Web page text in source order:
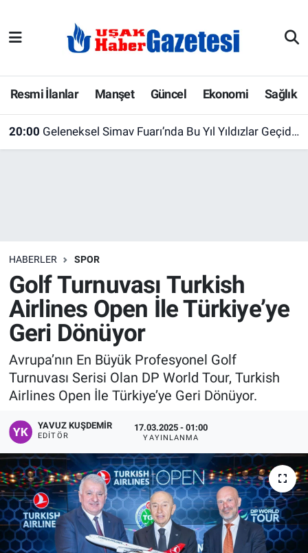
Resmi İlanlar Manşet Güncel Ekonomi Sağlık
20:00 Geleneksel Simav Fuarı’nda Bu Yıl Yıldızlar Geçidi! İşte Sahne Alacak Ünlü İsimler
HABERLER SPOR
Golf Turnuvası Turkish
Airlines Open İle Türkiye’ye
Geri Dönüyor
Avrupa’nın En Büyük Profesyonel Golf
Turnuvası Serisi Olan DP World Tour, Turkish
Airlines Open İle Türkiye’ye Geri Dönüyor.
YAVUZ KUŞDEMIR
EDITÖR
17.03.2025 - 01:00
YAYINLANMA
E-Gazete
Ekonomi
Köşe Yazarları
Kültür Sanat
Manşet
Resmi İlanlar
Sağlık
Son Dakika
Spor
Uşak Haberleri
Uşak Hava Durumu
Uşak Trafik Yoğunluk Haritası